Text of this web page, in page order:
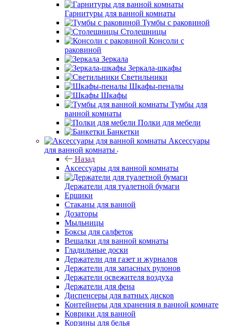
Гарнитуры для ванной комнаты
Тумбы с раковиной
Столешницы
Консоли с
раковиной
Зеркала
Зеркала-шкафы
Светильники
Шкафы-пеналы
Шкафы
Тумбы для
ванной комнаты
Полки для мебели
Банкетки
Аксессуары
для ванной комнаты
Назад
Аксессуары для ванной комнаты
Держатели для туалетной бумаги
Ершики
Стаканы для ванной
Дозаторы
Мыльницы
Боксы для салфеток
Вешалки для ванной комнаты
Гладильные доски
Держатели для газет и журналов
Держатели для запасных рулонов
Держатели освежителя воздуха
Держатели для фена
Диспенсеры для ватных дисков
Контейнеры для хранения в ванной комнате
Коврики для ванной
Корзины для белья